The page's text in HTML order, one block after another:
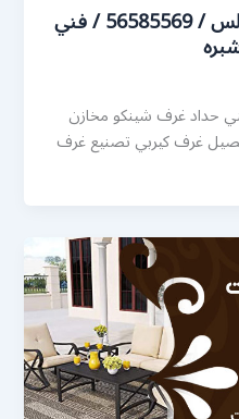
رقم حداد غرف كيربي الاندلس / 56585569 / فني
حداد غرف شينكو مخازن
غرف كيربي تصنيع غرف